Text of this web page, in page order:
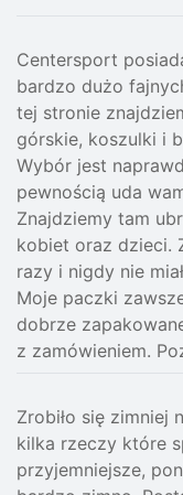
Centersport
bardzo dużo
tej stronie
górskie, koszulki i
Wybór jest
pewnością uda
Znajdziemy tam
kobiet oraz dzieci.
razy i nigdy nie
Moje paczki
dobrze
z zamówieniem.
Zrobiło się zimniej
kilka rzeczy które
przyjemniejsze,